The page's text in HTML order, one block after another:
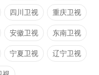
四川卫视 重庆卫视
安徽卫视 东南卫视
宁夏卫视 辽宁卫视